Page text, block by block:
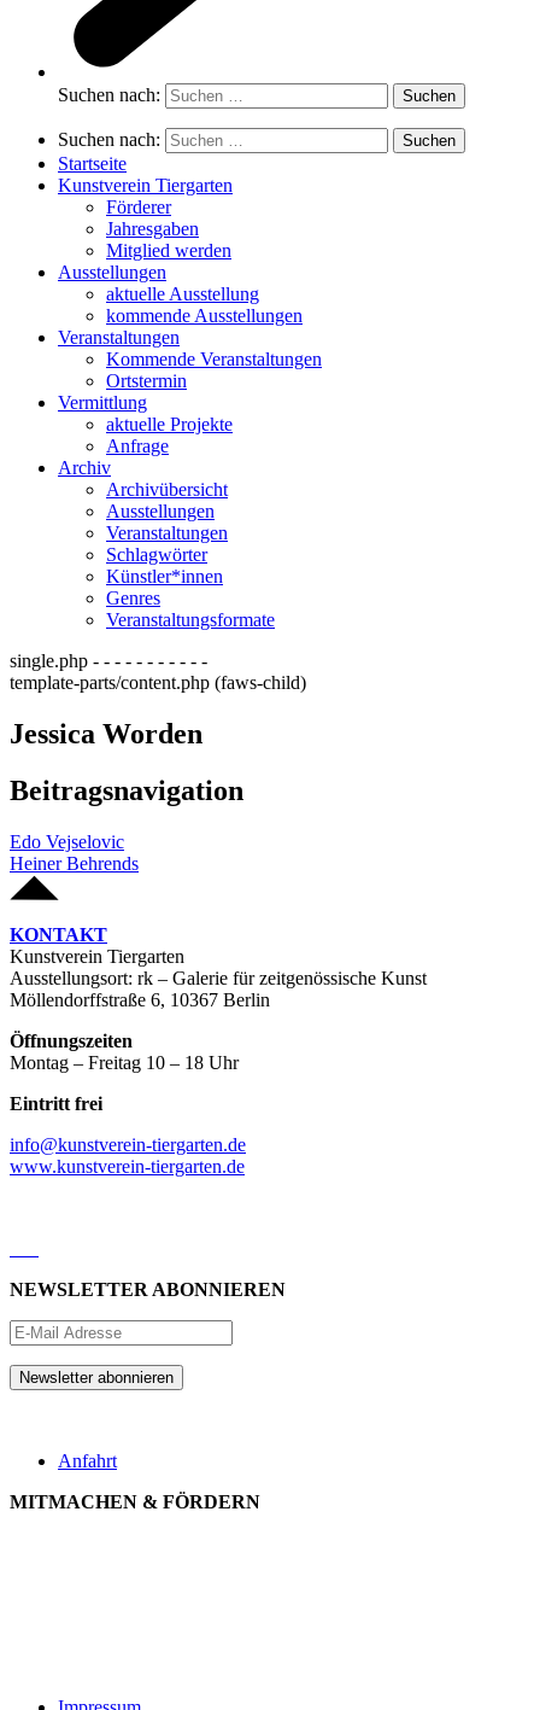
Suchen nach:
Suchen nach:
Startseite
Kunstverein Tiergarten
Förderer
Jahresgaben
Mitglied werden
Ausstellungen
aktuelle Ausstellung
kommende Ausstellungen
Veranstaltungen
Kommende Veranstaltungen
Ortstermin
Vermittlung
aktuelle Projekte
Anfrage
Archiv
Archivübersicht
Ausstellungen
Veranstaltungen
Schlagwörter
Künstler*innen
Genres
Veranstaltungsformate
single.php - - - - - - - - - - -
template-parts/content.php (faws-child)
Jessica Worden
Beitragsnavigation
Edo Vejselovic
Heiner Behrends
KONTAKT
Kunstverein Tiergarten
Ausstellungsort: rk – Galerie für zeitgenössische Kunst
Möllendorffstraße 6, 10367 Berlin
Öffnungszeiten
Montag – Freitag 10 – 18 Uhr
Eintritt frei
info@kunstverein-tiergarten.de
www.kunstverein-tiergarten.de
NEWSLETTER ABONNIEREN
Anfahrt
MITMACHEN & FÖRDERN